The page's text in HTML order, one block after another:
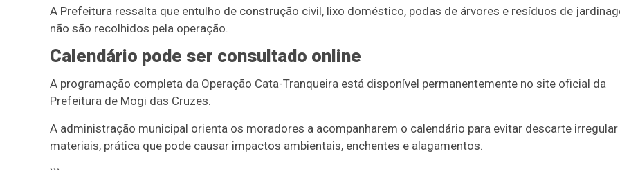
A Prefeitura ressalta que entulho de construção civil, lixo doméstico, podas de árvores e resíduos de
não são recolhidos pela operação.
Calendário pode ser consultado online
A programação completa da Operação Cata-Tranqueira está disponível permanentemente no site oficial da
Prefeitura de Mogi das Cruzes.
A administração municipal orienta os moradores a acompanharem o calendário para evitar descarte irregular
materiais, prática que pode causar impactos ambientais, enchentes e alagamentos.
```